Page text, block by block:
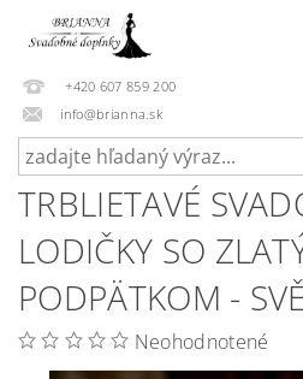
+420 607 859 200
info@brianna.sk
TRBLIETAVÉ
LODIČKY SO
PODPÄTKOM -
Neohodnotené